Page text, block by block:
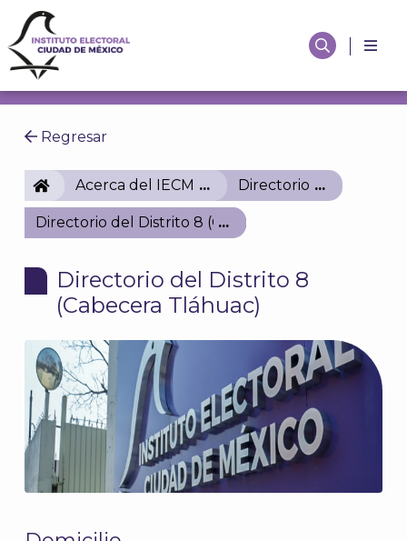
Regresar
IECMAcerca del IECM Directorio
Directorio del Distrito 8 (Cabecera Tláhuac)
Directorio del Distrito 8
(Cabecera Tláhuac)